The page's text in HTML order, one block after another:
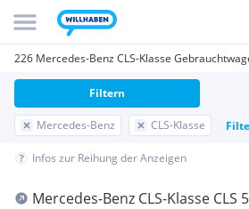
226 Mercedes-Benz CLS-Klasse
Mercedes-Benz CLS-Klasse
Filtern
Infos zur Reihung der Anzeigen
Mercedes-Benz CLS-Klasse CLS